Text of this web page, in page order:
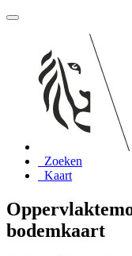
Zoeken
Kaart
bodemkaart